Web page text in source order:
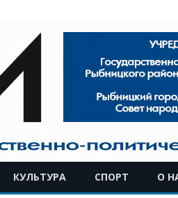
КУЛЬТУРА СПОРТ О